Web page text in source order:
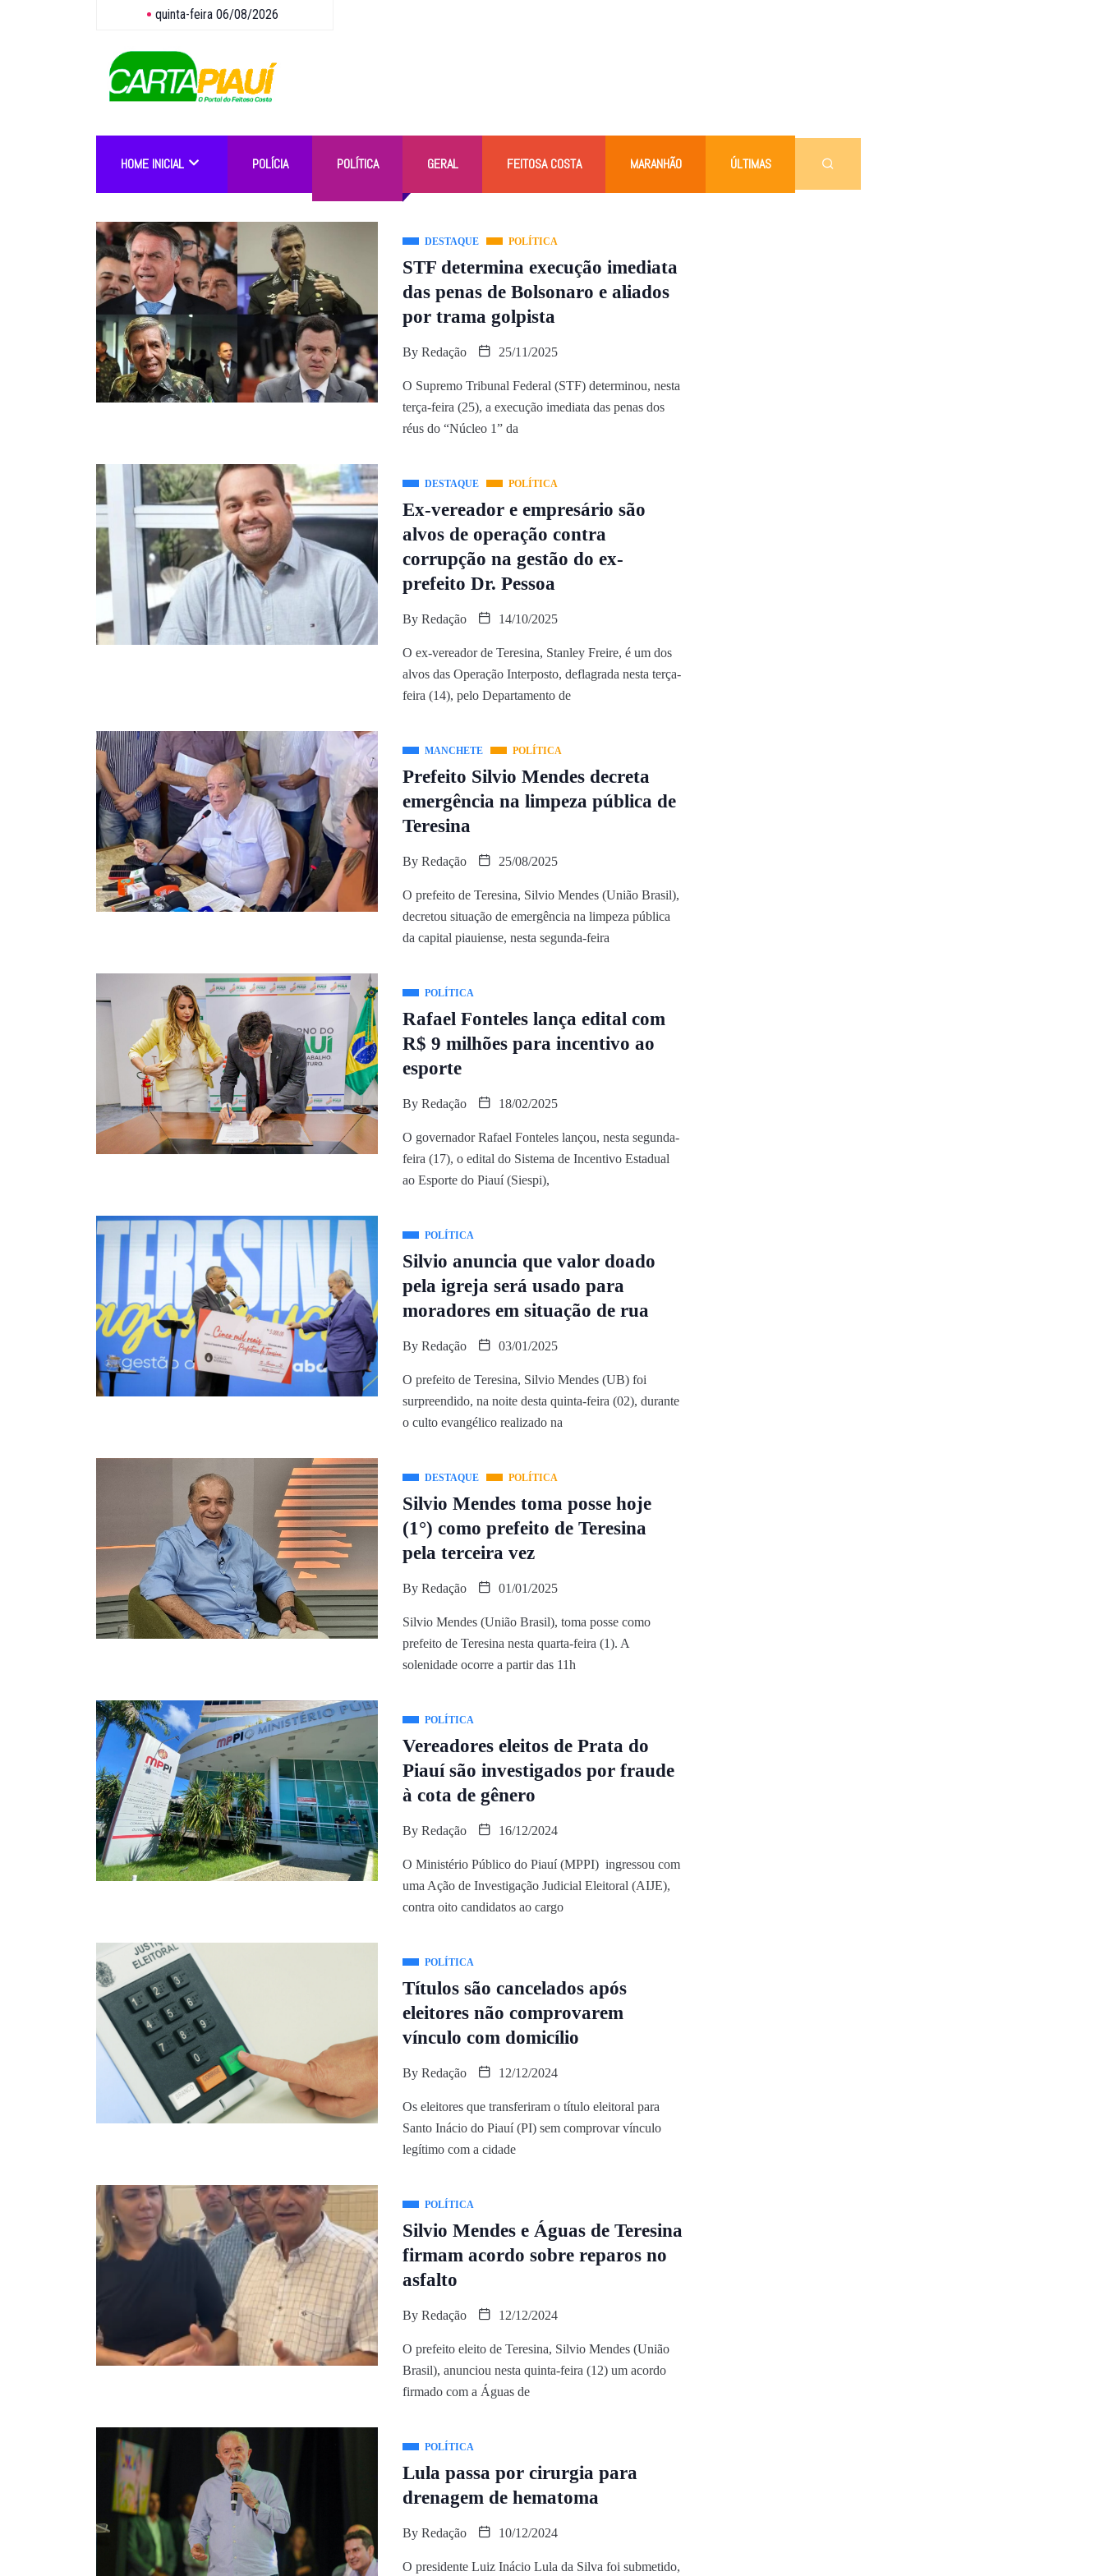
quinta-feira 06/08/2026
HOME INICIAL POLÍCIA POLÍTICA GERAL FEITOSA COSTA MARANHÃO ÚLTIMAS
DESTAQUE POLÍTICA
STF determina execução imediata
das penas de Bolsonaro e aliados
por trama golpista
By Redação 25/11/2025
O Supremo Tribunal Federal (STF) determinou, nesta
terça-feira (25), a execução imediata das penas dos
réus do “Núcleo 1” da
DESTAQUE POLÍTICA
Ex-vereador e empresário são
alvos de operação contra
corrupção na gestão do ex-
prefeito Dr. Pessoa
By Redação 14/10/2025
O ex-vereador de Teresina, Stanley Freire, é um dos
alvos das Operação Interposto, deflagrada nesta terça-
feira (14), pelo Departamento de
MANCHETE POLÍTICA
Prefeito Silvio Mendes decreta
emergência na limpeza pública de
Teresina
By Redação 25/08/2025
O prefeito de Teresina, Silvio Mendes (União Brasil),
decretou situação de emergência na limpeza pública
da capital piauiense, nesta segunda-feira
POLÍTICA
Rafael Fonteles lança edital com
R$ 9 milhões para incentivo ao
esporte
By Redação 18/02/2025
O governador Rafael Fonteles lançou, nesta segunda-
feira (17), o edital do Sistema de Incentivo Estadual
ao Esporte do Piauí (Siespi),
POLÍTICA
Silvio anuncia que valor doado
pela igreja será usado para
moradores em situação de rua
By Redação 03/01/2025
O prefeito de Teresina, Silvio Mendes (UB) foi
surpreendido, na noite desta quinta-feira (02), durante
o culto evangélico realizado na
DESTAQUE POLÍTICA
Silvio Mendes toma posse hoje
(1°) como prefeito de Teresina
pela terceira vez
By Redação 01/01/2025
Silvio Mendes (União Brasil), toma posse como
prefeito de Teresina nesta quarta-feira (1). A
solenidade ocorre a partir das 11h
POLÍTICA
Vereadores eleitos de Prata do
Piauí são investigados por fraude
à cota de gênero
By Redação 16/12/2024
O Ministério Público do Piauí (MPPI) ingressou com
uma Ação de Investigação Judicial Eleitoral (AIJE),
contra oito candidatos ao cargo
POLÍTICA
Títulos são cancelados após
eleitores não comprovarem
vínculo com domicílio
By Redação 12/12/2024
Os eleitores que transferiram o título eleitoral para
Santo Inácio do Piauí (PI) sem comprovar vínculo
legítimo com a cidade
POLÍTICA
Silvio Mendes e Águas de Teresina
firmam acordo sobre reparos no
asfalto
By Redação 12/12/2024
O prefeito eleito de Teresina, Silvio Mendes (União
Brasil), anunciou nesta quinta-feira (12) um acordo
firmado com a Águas de
POLÍTICA
Lula passa por cirurgia para
drenagem de hematoma
By Redação 10/12/2024
O presidente Luiz Inácio Lula da Silva foi submetido,